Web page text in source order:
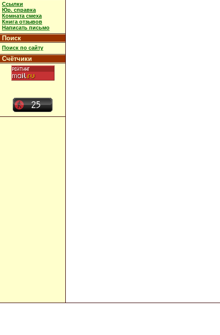
Ссылки
Юр. справка
Комната смеха
Книга отзывов
Написать письмо
Поиск
Поиск по сайту
Счётчики